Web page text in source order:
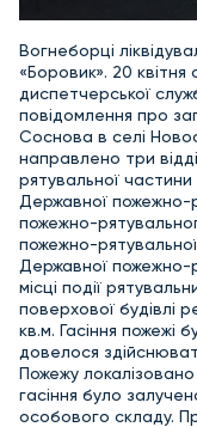
Вогнеборці
«Боровик». 20
диспетчерської
повідомлення про
Соснова в селі
направлено три
рятувальної
Державної пожежно-
пожежно-
пожежно-
Державної пожежно-
місці події
поверхової будівлі
кв.м. Гасіння
довелося
Пожежу
гасіння було
особового складу.